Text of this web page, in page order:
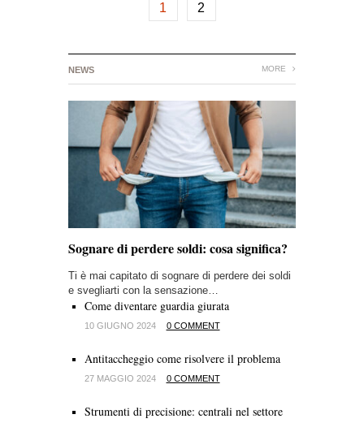
1 2
NEWS MORE
Sognare di perdere soldi: cosa significa?
Ti è mai capitato di sognare di perdere dei soldi
e svegliarti con la sensazione…
Come diventare guardia giurata
10 GIUGNO 2024 0 COMMENT
Antitaccheggio come risolvere il problema
27 MAGGIO 2024 0 COMMENT
Strumenti di precisione: centrali nel settore